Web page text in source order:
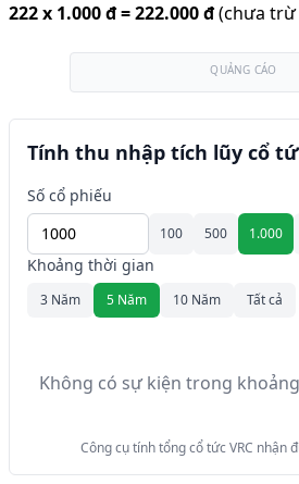
222x 1.000 đ=222.000 đ(chưa trừ
QUẢNG CÁO
Tính thu nhập tích lũy cổ
Số cổ phiếu
100 500 1.000
Khoảng thời gian
3 Năm 5 Năm 10 Năm Tất cả
Không có sự kiện trong
Công cụ tính tổng cổ tức VRC nhận